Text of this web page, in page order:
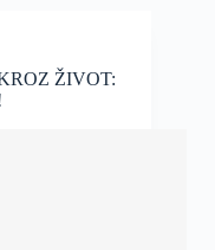
ŽIVOT: